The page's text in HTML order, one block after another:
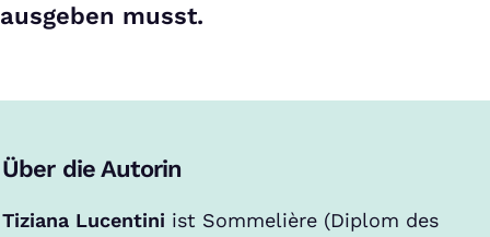
ausgeben musst.
Über die Autorin
Tiziana Lucentini ist Sommelière (Diplom des